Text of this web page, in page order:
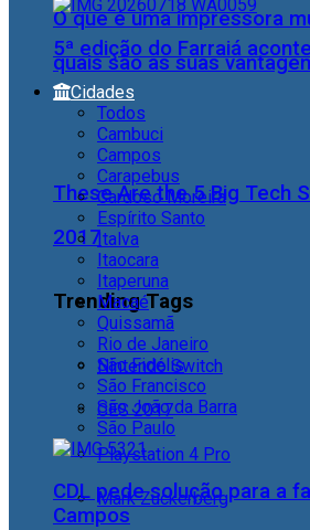
O que é uma impressora
quais são as suas
These Are the 5 Big Tech
2017
Trending Tags
Nintendo Switch
CES 2017
Playstation 4 Pro
Mark Zuckerberg
5ª edição do Farraiá
Cidades
Todos
Cambuci
Campos
Carapebus
Cardoso Moreira
Espírito Santo
Italva
Itaocara
Itaperuna
Macaé
Quissamã
Rio de Janeiro
São Fidélis
São Francisco
São João da Barra
São Paulo
CDL pede solução para a
Campos